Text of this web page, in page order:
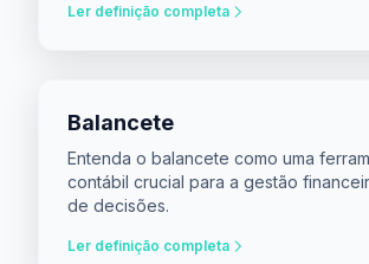
Ler definição completa
Balancete
Entenda o balancete como uma
contábil crucial para a gestão
de decisões.
Ler definição completa